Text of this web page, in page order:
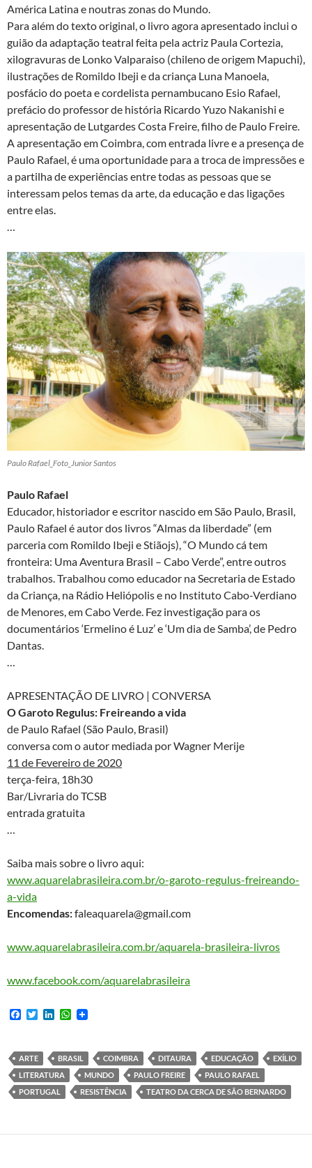
América Latina e noutras zonas do Mundo.
Para além do texto original, o livro agora apresentado inclui o
guião da adaptação teatral feita pela actriz Paula Cortezia,
xilogravuras de Lonko Valparaiso (chileno de origem Mapuchi),
ilustrações de Romildo Ibeji e da criança Luna Manoela,
posfácio do poeta e cordelista pernambucano Esio Rafael,
prefácio do professor de história Ricardo Yuzo Nakanishi e
apresentação de Lutgardes Costa Freire, filho de Paulo Freire.
A apresentação em Coimbra, com entrada livre e a presença de
Paulo Rafael, é uma oportunidade para a troca de impressões e
a partilha de experiências entre todas as pessoas que se
interessam pelos temas da arte, da educação e das ligações
entre elas.
…
Paulo Rafael_Foto_Junior Santos
Paulo Rafael
Educador, historiador e escritor nascido em São Paulo, Brasil,
Paulo Rafael é autor dos livros “Almas da liberdade” (em
parceria com Romildo Ibeji e Stiãojs), “O Mundo cá tem
fronteira: Uma Aventura Brasil – Cabo Verde”, entre outros
trabalhos. Trabalhou como educador na Secretaria de Estado
da Criança, na Rádio Heliópolis e no Instituto Cabo-Verdiano
de Menores, em Cabo Verde. Fez investigação para os
documentários ‘Ermelino é Luz’ e ‘Um dia de Samba’, de Pedro
Dantas.
…
APRESENTAÇÃO DE LIVRO | CONVERSA
O Garoto Regulus: Freireando a vida
de Paulo Rafael (São Paulo, Brasil)
conversa com o autor mediada por Wagner Merije
11 de Fevereiro de 2020
terça-feira, 18h30
Bar/Livraria do TCSB
entrada gratuita
…
Saiba mais sobre o livro aqui:
www.aquarelabrasileira.com.br/o-garoto-regulus-freireando-
a-vida
Encomendas:faleaquarela@gmail.com
www.aquarelabrasileira.com.br/aquarela-brasileira-livros
www.facebook.com/aquarelabrasileira
F
b
o
o
k
T
t
e
r
e
d
I
n
W
s
A
p
p
ARTE BRASIL COIMBRA DITAURA EDUCAÇÃO
EXÍLIO
LITERATURA
MUNDO PAULO FREIRE
PAULO RAFAEL
PORTUGAL
RESISTÊNCIA TEATRO DA CERCA DE SÃO BERNARDO